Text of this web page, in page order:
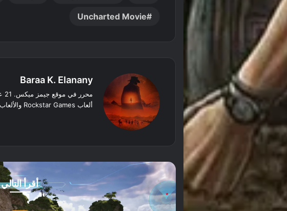
Uncharted Movie
Baraa K. Elanany
ألعاب Rockstar Games والألعاب الخطية
أقرأ التالي